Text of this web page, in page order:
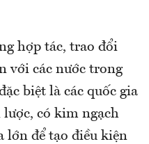
hợp tác, trao đổi
với các nước trong
biệt là các quốc gia
có kim ngạch
lớn để tạo điều kiện